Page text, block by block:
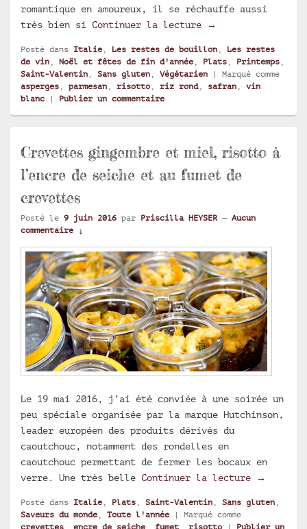
romantique en amoureux, il se réchauffe aussi
très bien si Continuer la lecture Risotto aux
→
Posté dans Italie , Les restes de bouillon , Les restes
de vin , Noël et fêtes de fin d'année , Plats , Printemps ,
Saint-Valentin , Sans gluten , Végétarien | Marqué comme
asperges , parmesan , risotto , riz rond, safran , vin
blanc
| Publier un commentaire
Crevettes gingembre et miel, risotto à
l’encre de seiche et au fumet de
crevettes
Posté le 9 juin 2016 par Priscilla HEYSER — Aucun
commentaire ↓
Le 19 mai 2016, j’ai été conviée à une soirée un
peu spéciale organisée par la marque Hutchinson,
leader européen des produits dérivés du
caoutchouc, notamment des rondelles en
caoutchouc permettant de fermer les bocaux en
verre. Une très belle Continuer la lecture →
Posté dans Italie Plats Saint-Valentin Sans gluten
Saveurs du monde
Toute l'année | Marqué comme
crevettes
encre de seiche fumet risotto | Publier un